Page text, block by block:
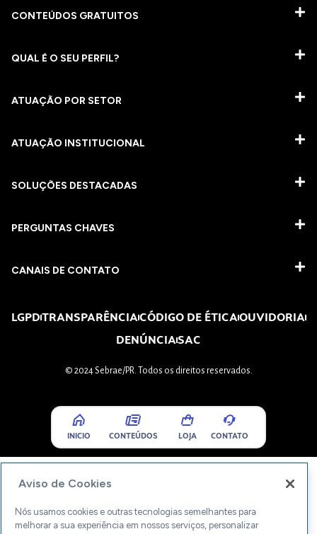
CONTEÚDOS GRATUITOS
QUAL É O SEU PERFIL?
ATUAÇÃO POR SETOR
ATUAÇÃO INSTITUCIONAL
SOLUÇÕES DESTACADAS
PERGUNTAS CHAVES​
CANAIS DE CONTATO
LGPDTRANSPARÊNCIACÓDIGO DE ÉTICAOUVIDORIA
DENÚNCIASAC
© 2024 Sebrae/PR. Todos os direitos reservados.
INICIO CONTEÚDOS LOJA CONTATO
Aviso de Cookies
Nós usamos cookies e outras tecnologias semelhantes para
melhorar a sua experiência em nossos serviços, personalizar